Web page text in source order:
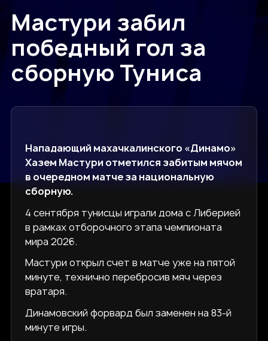
Мастури забил
победный гол за
сборную Туниса
Нападающий махачкалинского «Динамо»
Хазем Мастури отметился забитым мячом
в очередном матче за национальную
сборную.
4 сентября тунисцы играли дома с Либерией
в рамках отборочного этапа чемпионата
мира 2026.
Мастури открыл счет в матче уже на пятой
минуте, технично перебросив мяч через
вратаря.
Динамовский форвард был заменен на 83-й
минуте игры.